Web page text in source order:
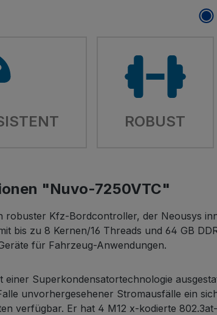
ROBUST
"Nuvo-7250VTC"
robuster Kfz-Bordcontroller, der Neousys
bis zu 8 Kernen/16 Threads und 64 GB
für Fahrzeug-Anwendungen.
einer Superkondensatortechnologie
unvorhergesehener Stromausfälle ein
verfügbar. Er hat 4 M12 x-kodierte